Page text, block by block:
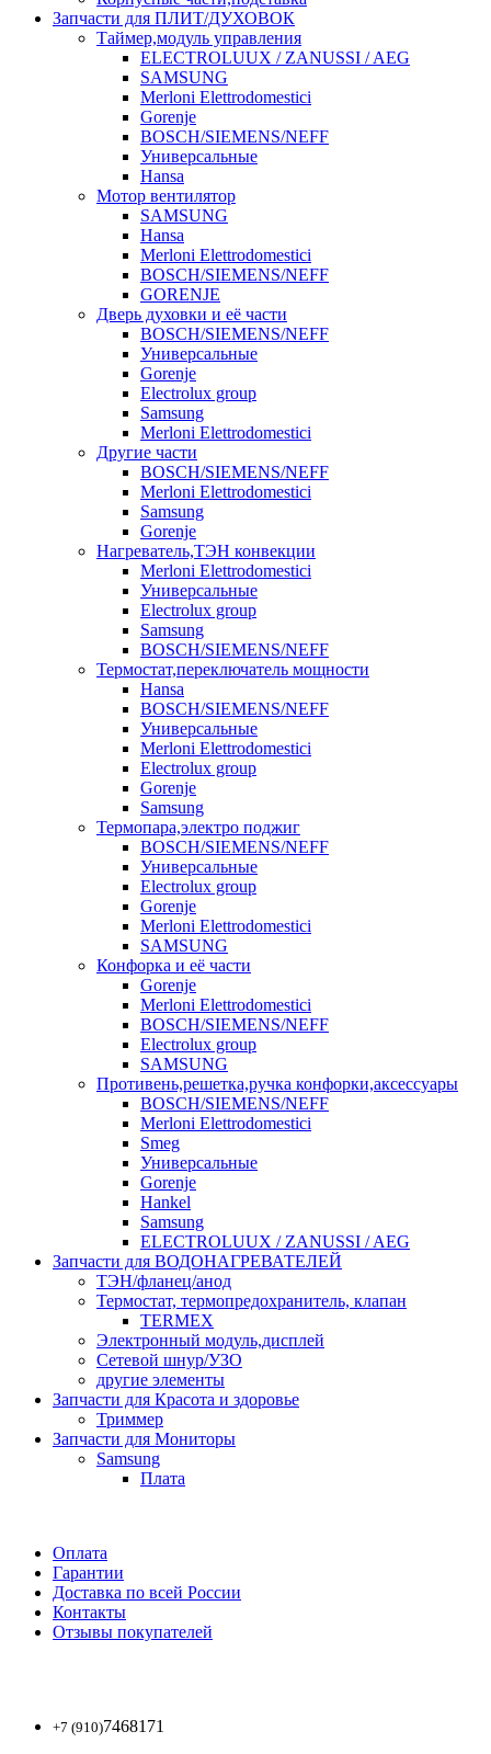
Запчасти для ПЛИТ/ДУХОВОК
Таймер,модуль управления
ELECTROLUUX / ZANUSSI / AEG
SAMSUNG
Merloni Elettrodomestici
Gorenje
BOSCH/SIEMENS/NEFF
Универсальные
Hansa
Мотор вентилятор
SAMSUNG
Hansa
Merloni Elettrodomestici
BOSCH/SIEMENS/NEFF
GORENJE
Дверь духовки и её части
BOSCH/SIEMENS/NEFF
Универсальные
Gorenje
Electrolux group
Samsung
Merloni Elettrodomestici
Другие части
BOSCH/SIEMENS/NEFF
Merloni Elettrodomestici
Samsung
Gorenje
Нагреватель,ТЭН конвекции
Merloni Elettrodomestici
Универсальные
Electrolux group
Samsung
BOSCH/SIEMENS/NEFF
Термостат,переключатель мощности
Hansa
BOSCH/SIEMENS/NEFF
Универсальные
Merloni Elettrodomestici
Electrolux group
Gorenje
Samsung
Термопара,электро поджиг
BOSCH/SIEMENS/NEFF
Универсальные
Electrolux group
Gorenje
Merloni Elettrodomestici
SAMSUNG
Конфорка и её части
Gorenje
Merloni Elettrodomestici
BOSCH/SIEMENS/NEFF
Electrolux group
SAMSUNG
Противень,решетка,ручка конфорки,аксессуары
BOSCH/SIEMENS/NEFF
Merloni Elettrodomestici
Smeg
Универсальные
Gorenje
Hankel
Samsung
ELECTROLUUX / ZANUSSI / AEG
Запчасти для ВОДОНАГРЕВАТЕЛЕЙ
ТЭН/фланец/анод
Термостат, термопредохранитель, клапан
TERMEX
Электронный модуль,дисплей
Сетевой шнур/УЗО
другие элементы
Запчасти для Красота и здоровье
Триммер
Запчасти для Мониторы
Samsung
Плата
Оплата
Гарантии
Доставка по всей России
Контакты
Отзывы покупателей
+7 (910)7468171